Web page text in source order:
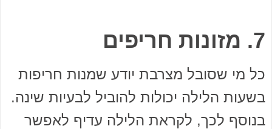
7. מזונות חריפים
כל מי שסובל מצרבת יודע שמנות חריפות
בשעות הלילה יכולות להוביל לבעיות שינה.
בנוסף לכך, לקראת הלילה עדיף לאפשר